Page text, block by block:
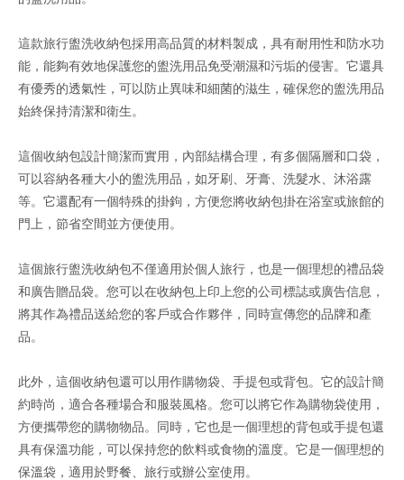
這款旅行盥洗收納包採用高品質的材料製成，具有耐用性和防水功
能，能夠有效地保護您的盥洗用品免受潮濕和污垢的侵害。它還具
有優秀的透氣性，可以防止異味和細菌的滋生，確保您的盥洗用品
始終保持清潔和衛生。
這個收納包設計簡潔而實用，內部結構合理，有多個隔層和口袋，
可以容納各種大小的盥洗用品，如牙刷、牙膏、洗髮水、沐浴露
等。它還配有一個特殊的掛鉤，方便您將收納包掛在浴室或旅館的
門上，節省空間並方便使用。
這個旅行盥洗收納包不僅適用於個人旅行，也是一個理想的禮品袋
和廣告贈品袋。您可以在收納包上印上您的公司標誌或廣告信息，
將其作為禮品送給您的客戶或合作夥伴，同時宣傳您的品牌和產
品。
此外，這個收納包還可以用作購物袋、手提包或背包。它的設計簡
約時尚，適合各種場合和服裝風格。您可以將它作為購物袋使用，
方便攜帶您的購物物品。同時，它也是一個理想的背包或手提包還
具有保溫功能，可以保持您的飲料或食物的溫度。它是一個理想的
保溫袋，適用於野餐、旅行或辦公室使用。